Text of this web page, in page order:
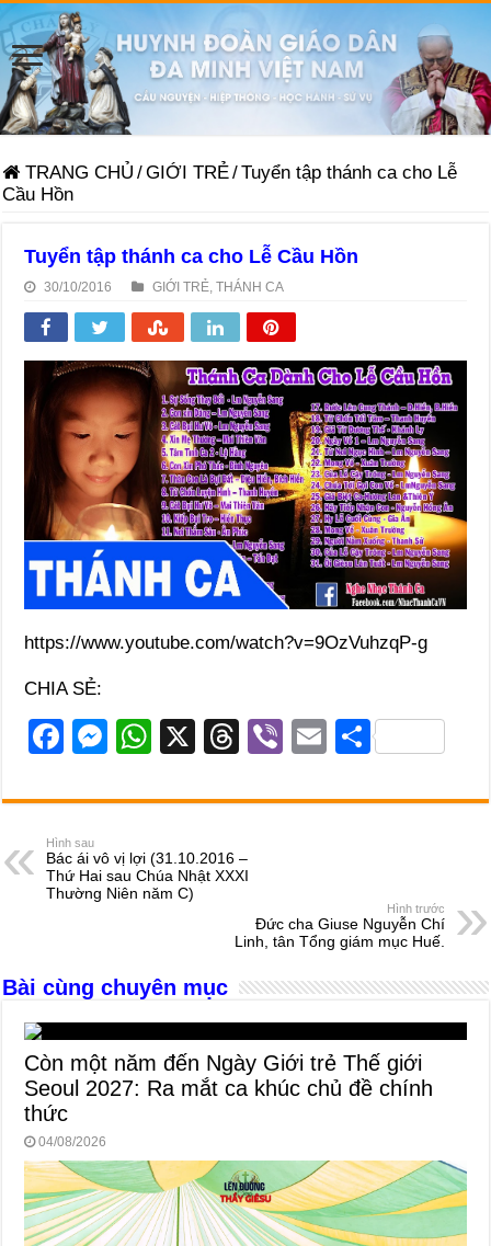
TRANG CHỦ /GIỚI TRẺ/Tuyển tập thánh ca cho Lễ
Cầu Hồn
Tuyển tập thánh ca cho Lễ Cầu Hồn
30/10/2016 GIỚI TRẺ ,THÁNH CA
https://www.youtube.com/watch?v=9OzVuhzqP-g
CHIA SẺ:
F
c
e
b
o
k
M
ss
n
g
W
at
A
p
X
T
e
d
s
Vi
er
E
ail
S
ar
Hình sau
Bác ái vô vị lợi (31.10.2016 –
Thứ Hai sau Chúa Nhật XXXI
Thường Niên năm C)
Hình trước
Đức cha Giuse Nguyễn Chí
Linh, tân Tổng giám mục Huế.
Bài cùng chuyên mục
Còn một năm đến Ngày Giới trẻ Thế giới
Seoul 2027: Ra mắt ca khúc chủ đề chính
thức
04/08/2026